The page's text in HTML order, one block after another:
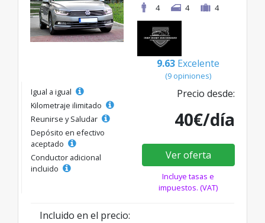
4
4 4
9.63 Excelente
(9 opiniones)
Igual a igual
Kilometraje ilimitado
Reunirse y Saludar
Depósito en efectivo
aceptado
Conductor adicional
incluido
Precio desde:
40€/día
Ver oferta
Incluye tasas e
impuestos. (VAT)
Incluido en el precio: